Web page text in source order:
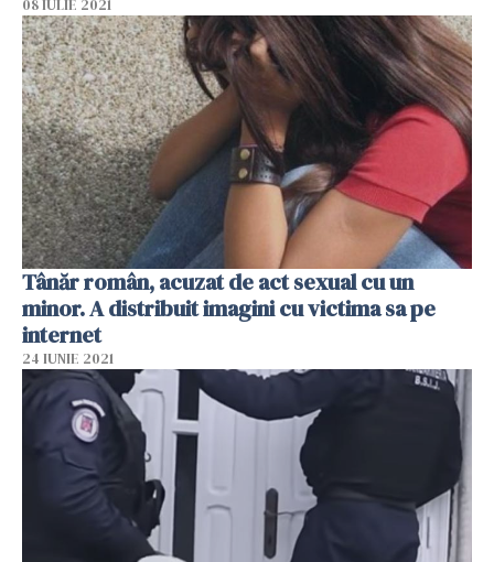
08 IULIE 2021
Tânăr român, acuzat de act sexual cu un
minor. A distribuit imagini cu victima sa pe
internet
24 IUNIE 2021